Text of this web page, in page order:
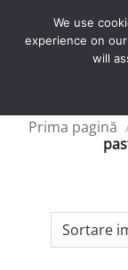
LUCRATOARE
Prima pagină
We use
experience on
will